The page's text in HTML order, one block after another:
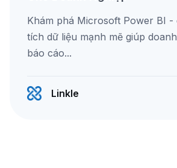
Khám phá Microsoft Power BI -
tích dữ liệu mạnh mẽ giúp
báo cáo...
Linkle